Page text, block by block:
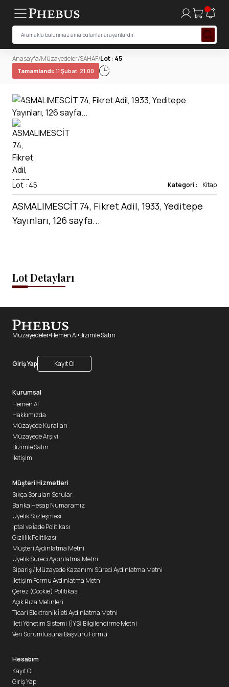
Anasayfa/Müzayedeler/SAHAF/Lot : 45
Tamamlandı: 11 Şubat, 21:00
Lot : 45 Kategori : Kitap
ASMALIMESCİT 74, Fikret Adil, 1933, Yeditepe
Yayınları, 126 sayfa...
Lot Detayları
Müzayedeler Hemen Al Bizimle Satın
Giriş Yap Kayıt Ol
Kurumsal
Hemen Al
Hakkımızda
Müzayede Kuralları
Müzayede Arşivi
Bizimle Satın
İletişim
Müşteri Hizmetleri
Sıkça Sorulan Sorular
Banka Hesap Numaramız
Üyelik Sözleşmesi
İptal ve İade Politikası
Gizlilik Politikası
Müşteri Aydınlatma Metni
Üyelik Süreci Aydınlatma Metni
Sipariş / Müzayede Kazanımı Süreci Aydınlatma Metni
İletişim Formu Aydınlatma Metni
Çerez (Cookie) Politikası
Açık Rıza Metinleri
Ticari Elektronik İleti Aydınlatma Metni
İleti Yönetim Sistemi (İYS) Bilgilendirme Metni
Veri Sorumlusuna Başvuru Formu
Hesabım
Kayıt Ol
Giriş Yap